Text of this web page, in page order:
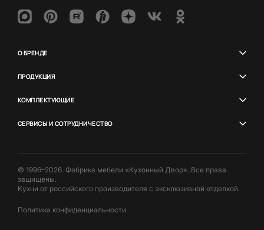
О БРЕНДЕ
ПРОДУКЦИЯ
КОМПЛЕКТУЮЩИЕ
СЕРВИСЫ И СОТРУДНИЧЕСТВО
© 1996–2026. Фабрика мебели «Кухонный Двор». Все права
защищены.
Кухни от российского производителя с эксклюзивной отделкой.
Политика конфиденциальности